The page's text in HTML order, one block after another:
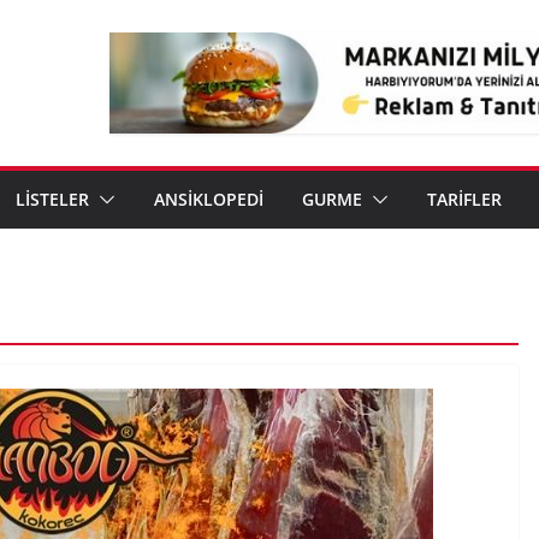
LİSTELER ANSİKLOPEDİ GURME TARİFLER